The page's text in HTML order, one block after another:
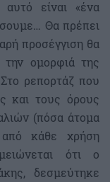
είναι «ένα
Θα πρέπει
προσέγγιση θα
ομορφιά της
ρεπορτάζ που
και τους όρους
(πόσα άτομα
κάθε χρήση
ότι ο
δεσμεύτηκε